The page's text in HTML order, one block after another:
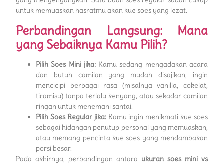
untuk memuaskan hasratmu akan kue soes yang lezat.
Perbandingan Langsung: Mana
yang Sebaiknya Kamu Pilih?
Pilih Soes Mini jika:Kamu sedang mengadakan acara
dan butuh camilan yang mudah disajikan, ingin
mencicipi berbagai rasa (misalnya vanilla, cokelat,
tiramisu) tanpa terlalu kenyang, atau sekadar camilan
ringan untuk menemani santai.
Pilih Soes Regular jika:Kamu ingin menikmati kue soes
sebagai hidangan penutup personal yang memuaskan,
atau memang pencinta kue soes yang mendambakan
porsi besar.
Pada akhirnya, perbandingan antara ukuran soes mini vs